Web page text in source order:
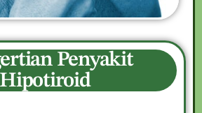
Penyakit
Hipotiroid